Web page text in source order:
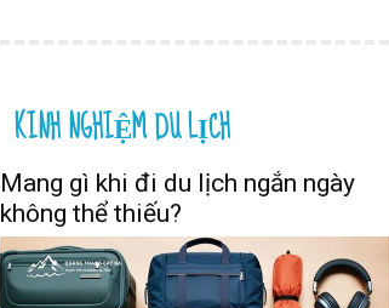
KINH NGHIỆM DU LỊCH
Mang gì khi đi du lịch ngắn ngày
không thể thiếu?